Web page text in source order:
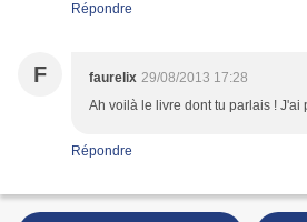
Répondre
F faurelix 29/08/2013 17:28
Ah voilà le livre dont tu parlais ! J'ai
Répondre